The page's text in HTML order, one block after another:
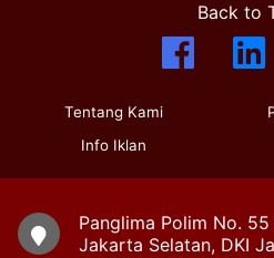
Back to
Tentang Kami
Info Iklan
Panglima Polim No.
Jakarta Selatan, DKI